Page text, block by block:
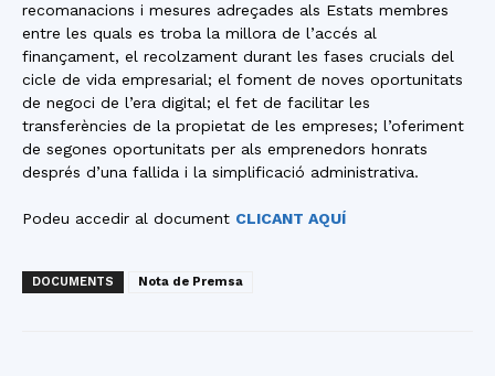
recomanacions i mesures adreçades als Estats membres
entre les quals es troba la millora de l’accés al
finançament, el recolzament durant les fases crucials del
cicle de vida empresarial; el foment de noves oportunitats
de negoci de l’era digital; el fet de facilitar les
transferències de la propietat de les empreses; l’oferiment
de segones oportunitats per als emprenedors honrats
després d’una fallida i la simplificació administrativa.
Podeu accedir al document CLICANT AQUÍ
DOCUMENTS Nota de Premsa